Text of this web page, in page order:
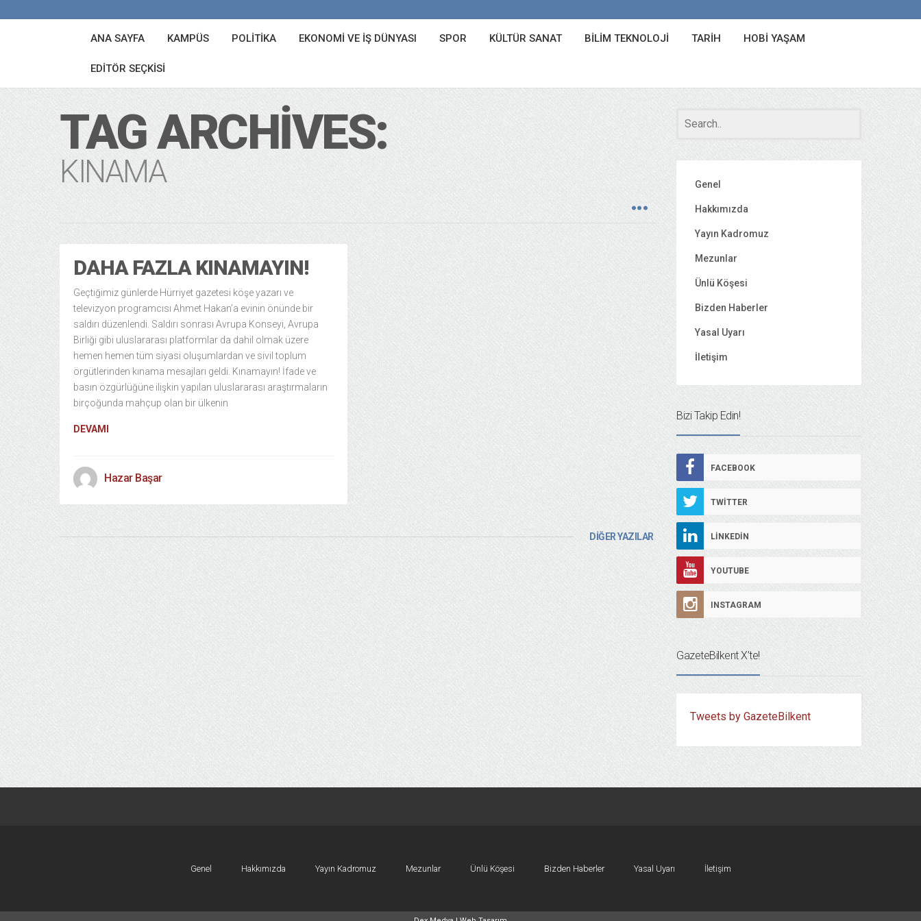
ANA SAYFA KAMPÜS POLITIKA EKONOMI VE İŞ DÜNYASI SPOR KÜLTÜR SANAT BILIM TEKNOLOJI TARIH HOBI YAŞAM
EDITÖR SEÇKISI
TAG ARCHIVES:
KINAMA
DAHA FAZLA KINAMAYIN!
Geçtiğimiz günlerde Hürriyet gazetesi köşe yazarı ve
televizyon programcısı Ahmet Hakan’a evinin önünde bir
saldırı düzenlendi. Saldırı sonrası Avrupa Konseyi, Avrupa
Birliği gibi uluslararası platformlar da dahil olmak üzere
hemen hemen tüm siyasi oluşumlardan ve sivil toplum
örgütlerinden kınama mesajları geldi. Kınamayın! İfade ve
basın özgürlüğüne ilişkin yapılan uluslararası araştırmaların
birçoğunda mahçup olan bir ülkenin
DEVAMI
Hazar Başar
DİĞER YAZILAR
Genel
Hakkımızda
Yayın Kadromuz
Mezunlar
Ünlü Köşesi
Bizden Haberler
Yasal Uyarı
İletişim
Bizi Takip Edin!
FACEBOOK
TWITTER
LINKEDIN
YOUTUBE
INSTAGRAM
GazeteBilkent X’te!
Tweets by GazeteBilkent
Genel Hakkımızda Yayın Kadromuz Mezunlar Ünlü Köşesi Bizden Haberler Yasal Uyarı İletişim